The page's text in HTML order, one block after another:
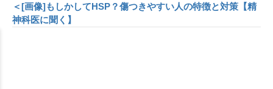
＜[画像]もしかしてHSP？傷つきやすい人の特徴と対策【精
神科医に聞く】